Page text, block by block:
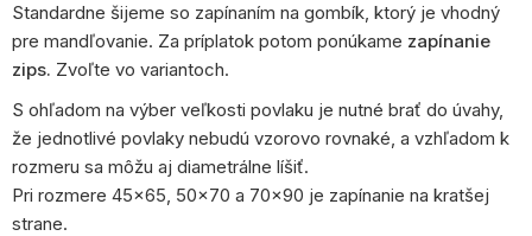
Standardne šijeme so zapínaním na gombík, ktorý je vhodný
pre mandľovanie. Za príplatok potom ponúkame zapínanie
zips. Zvoľte vo variantoch.
S ohľadom na výber veľkosti povlaku je nutné brať do úvahy,
že jednotlivé povlaky nebudú vzorovo rovnaké, a vzhľadom k
rozmeru sa môžu aj diametrálne líšiť.
Pri rozmere 45x65, 50x70 a 70x90 je zapínanie na kratšej
strane.